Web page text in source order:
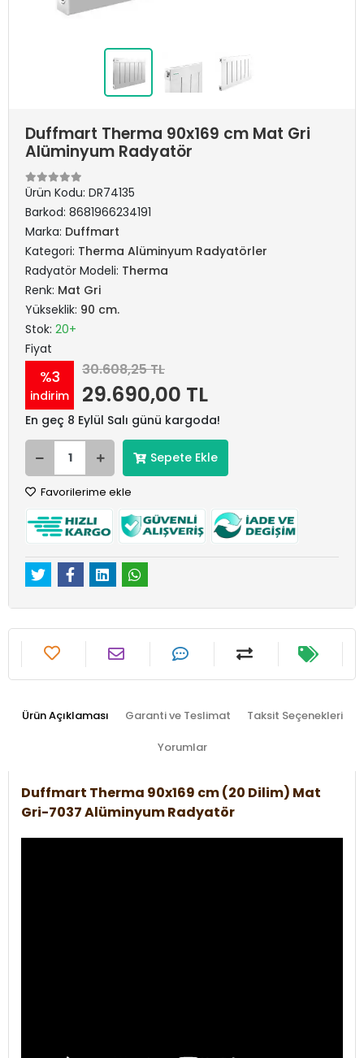
Duffmart Therma 90x169 cm Mat Gri
Alüminyum Radyatör
Ürün Kodu: DR74135
Barkod: 8681966234191
Marka: Duffmart
Kategori: Therma Alüminyum Radyatörler
Radyatör Modeli: Therma
Renk: Mat Gri
Yükseklik: 90 cm.
Stok: 20+
Fiyat
%3
indirim
30.608,25 TL
29.690,00 TL
En geç 8 Eylül Salı günü kargoda!
Sepete Ekle
Favorilerime ekle
Ürün Açıklaması Garanti ve Teslimat Taksit Seçenekleri
Yorumlar
Duffmart Therma 90x169 cm (20 Dilim) Mat
Gri-7037 Alüminyum Radyatör